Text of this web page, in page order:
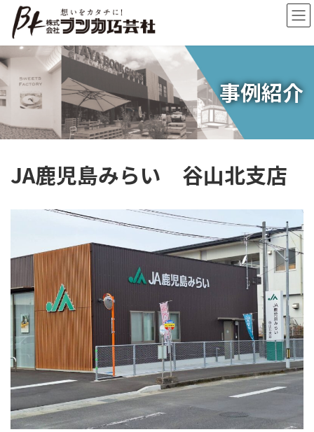
ツ
へ
ス
キ
ッ
プ
シ
ョ
ン
に
移
動
事例紹介
JA鹿児島みらい 谷山北支店